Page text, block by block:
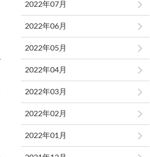
2022年07月
2022年06月
2022年05月
2022年04月
2022年03月
2022年02月
2022年01月